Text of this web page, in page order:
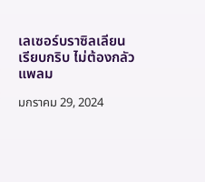
เลเซอร์บราซิลเลี่ยน
เรียบกริบ ไม่ต้องกลัว
แพลม
มกราคม 29, 2024